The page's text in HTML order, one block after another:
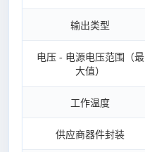
输出类型
电压 - 电源电压范围（最
大值）
工作温度
供应商器件封装